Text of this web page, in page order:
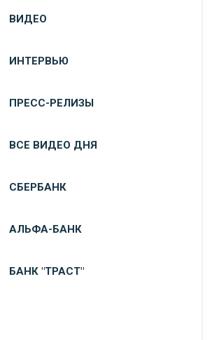
ВИДЕО
ИНТЕРВЬЮ
ПРЕСС-РЕЛИЗЫ
ВСЕ ВИДЕО ДНЯ
СБЕРБАНК
АЛЬФА-БАНК
БАНК "ТРАСТ"